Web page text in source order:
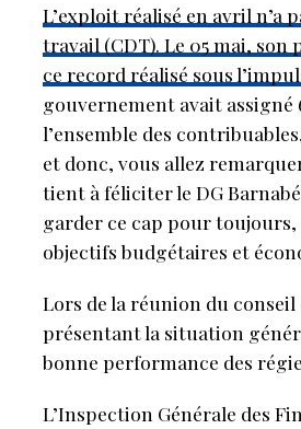
L’exploit réalisé en avril n’a
travail (CDT). Le 05 mai,
ce record réalisé sous
gouvernement avait assigné
l’ensemble des
et donc, vous allez
tient à féliciter le DG
garder ce cap pour toujours,
objectifs budgétaires et
Lors de la réunion du
présentant la situation
bonne performance des
L’Inspection Générale des